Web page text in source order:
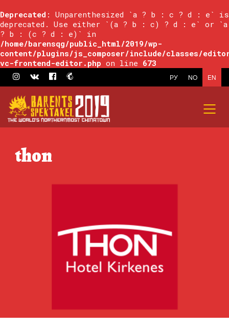
Deprecated : Unparenthesized `a ? b : c ? d : e` is
deprecated. Use either `(a ? b : c) ? d : e` or `a
? b : (c ? d : e)` in
/home/barensqg/public_html/2019/wp-
content/plugins/js_composer/include/classes/
vc-frontend-editor.php on line 673
EN
NO
РУ
thon